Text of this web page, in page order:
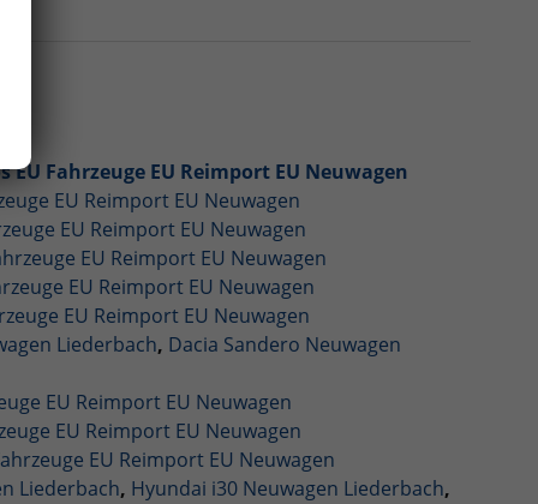
Fahrzeuge EU Reimport EU Neuwagen
EU Reimport EU Neuwagen
EU Reimport EU Neuwagen
EU Reimport EU Neuwagen
EU Reimport EU Neuwagen
EU Reimport EU Neuwagen
Liederbach, Dacia Sandero Neuwagen
EU Reimport EU Neuwagen
EU Reimport EU Neuwagen
EU Reimport EU Neuwagen
Liederbach, Hyundai i30 Neuwagen Liederbach,